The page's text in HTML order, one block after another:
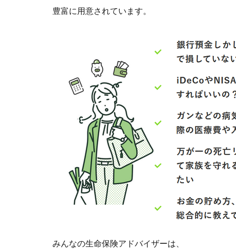
豊富に用意されています。
みんなの生命保険アドバイザーは、